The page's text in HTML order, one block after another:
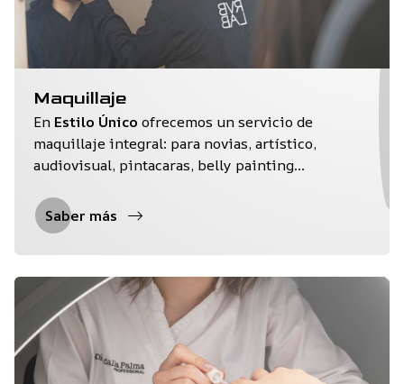
Maquillaje
En Estilo Único ofrecemos un servicio de
maquillaje integral: para novias, artístico,
audiovisual, pintacaras, belly painting...
Saber más